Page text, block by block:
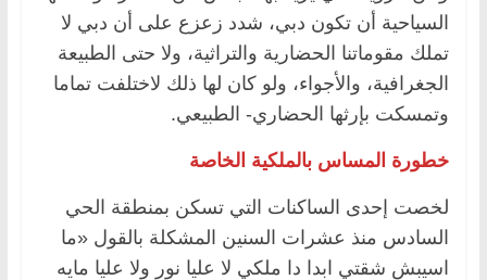
السياحية أن تكون دبي، شدد زعزع على أن دبي لا
تملك مقوماتنا الحضارية والتراثية، ولا حتى الطبيعة
الجغرافية، والأجواء، ولو كان لها ذلك لاختلفت تماما
وتمسكت بإرثها الحضاري- الطبيعي.
خطورة المساس بالملكية الخاصة
لخصت إحدى الساكنات التي تسكن بمنطقة الحي
السادس منذ عشرات السنين المشكلة بالقول «ما
اسيبش شقتي ابدا دا ملكي لا عليا نور ولا عليا مايه